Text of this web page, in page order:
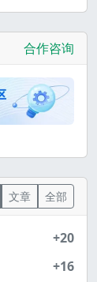
合作咨询
文章 全部
+20
+16